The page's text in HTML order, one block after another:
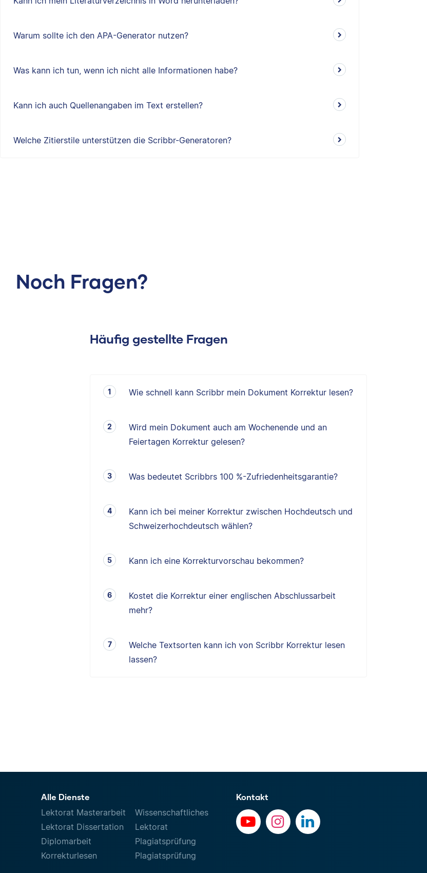
Warum sollte ich den APA-Generator nutzen?
Was kann ich tun, wenn ich nicht alle Informationen habe?
Kann ich auch Quellenangaben im Text erstellen?
Welche Zitierstile unterstützen die Scribbr-Generatoren?
Noch Fragen?
Häufig gestellte Fragen
Wie schnell kann Scribbr mein Dokument Korrektur lesen?
Wird mein Dokument auch am Wochenende und an
Feiertagen Korrektur gelesen?
Was bedeutet Scribbrs 100 %-Zufriedenheitsgarantie?
Kann ich bei meiner Korrektur zwischen Hochdeutsch und
Schweizerhochdeutsch wählen?
Kann ich eine Korrekturvorschau bekommen?
Kostet die Korrektur einer englischen Abschlussarbeit
mehr?
Welche Textsorten kann ich von Scribbr Korrektur lesen
lassen?
Alle Dienste
Lektorat Masterarbeit
Lektorat Dissertation
Diplomarbeit
Korrekturlesen
Wissenschaftliches
Lektorat
Plagiatsprüfung
Plagiatsprüfung
Kontakt